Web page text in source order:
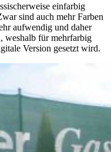
einfarbig
sind auch mehr Farben
aufwendig und daher
weshalb für mehrfarbig
Version gesetzt wird.